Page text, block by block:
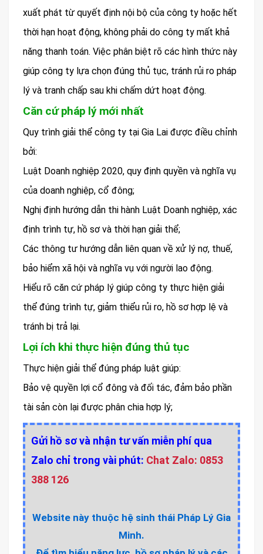
xuất phát từ quyết định nội bộ của công ty hoặc hết
thời hạn hoạt động, không phải do công ty mất khả
năng thanh toán. Việc phân biệt rõ các hình thức này
giúp công ty lựa chọn đúng thủ tục, tránh rủi ro pháp
lý và tranh chấp sau khi chấm dứt hoạt động.
Căn cứ pháp lý mới nhất
Quy trình giải thể công ty tại Gia Lai được điều chỉnh
bởi:
Luật Doanh nghiệp 2020, quy định quyền và nghĩa vụ
của doanh nghiệp, cổ đông;
Nghị định hướng dẫn thi hành Luật Doanh nghiệp, xác
định trình tự, hồ sơ và thời hạn giải thể;
Các thông tư hướng dẫn liên quan về xử lý nợ, thuế,
bảo hiểm xã hội và nghĩa vụ với người lao động.
Hiểu rõ căn cứ pháp lý giúp công ty thực hiện giải
thể đúng trình tự, giảm thiểu rủi ro, hồ sơ hợp lệ và
tránh bị trả lại.
Lợi ích khi thực hiện đúng thủ tục
Thực hiện giải thể đúng pháp luật giúp:
Bảo vệ quyền lợi cổ đông và đối tác, đảm bảo phần
tài sản còn lại được phân chia hợp lý;
Gửi hồ sơ và nhận tư vấn miễn phí qua
Zalo chỉ trong vài phút: Chat Zalo: 0853
388 126
Website này thuộc hệ sinh thái Pháp Lý Gia
Minh.